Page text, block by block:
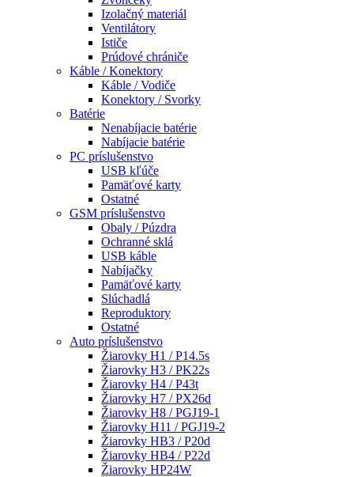
Izolačný materiál
Ventilátory
Ističe
Prúdové chrániče
Káble / Konektory
Káble / Vodiče
Konektory / Svorky
Batérie
Nenabíjacie batérie
Nabíjacie batérie
PC príslušenstvo
USB kľúče
Pamäťové karty
Ostatné
GSM príslušenstvo
Obaly / Púzdra
Ochranné sklá
USB káble
Nabíjačky
Pamäťové karty
Slúchadlá
Reproduktory
Ostatné
Auto príslušenstvo
Žiarovky H1 / P14.5s
Žiarovky H3 / PK22s
Žiarovky H4 / P43t
Žiarovky H7 / PX26d
Žiarovky H8 / PGJ19-1
Žiarovky H11 / PGJ19-2
Žiarovky HB3 / P20d
Žiarovky HB4 / P22d
Žiarovky HP24W